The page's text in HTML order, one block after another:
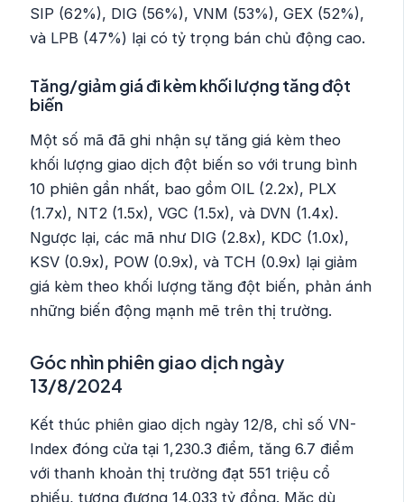
SIP (62%), DIG (56%), VNM (53%), GEX (52%),
và LPB (47%) lại có tỷ trọng bán chủ động cao.
Tăng/giảm giá đi kèm khối lượng tăng đột
biến
Một số mã đã ghi nhận sự tăng giá kèm theo
khối lượng giao dịch đột biến so với trung bình
10 phiên gần nhất, bao gồm OIL (2.2x), PLX
(1.7x), NT2 (1.5x), VGC (1.5x), và DVN (1.4x).
Ngược lại, các mã như DIG (2.8x), KDC (1.0x),
KSV (0.9x), POW (0.9x), và TCH (0.9x) lại giảm
giá kèm theo khối lượng tăng đột biến, phản ánh
những biến động mạnh mẽ trên thị trường.
Góc nhìn phiên giao dịch ngày
13/8/2024
Kết thúc phiên giao dịch ngày 12/8, chỉ số VN-
Index đóng cửa tại 1,230.3 điểm, tăng 6.7 điểm
với thanh khoản thị trường đạt 551 triệu cổ
phiếu, tương đương 14,033 tỷ đồng. Mặc dù